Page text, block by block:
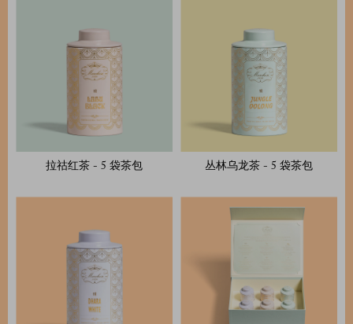
拉祜红茶 - 5 袋茶包 丛林乌龙茶 - 5 袋茶包